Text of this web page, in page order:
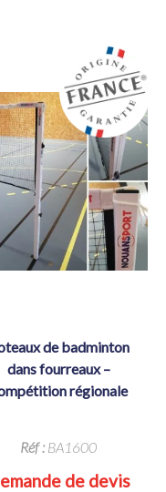
dans fourreaux –
régionale
Réf :BA1600
de devis